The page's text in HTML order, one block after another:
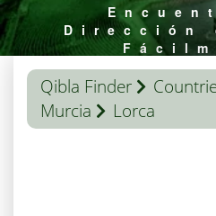
Dirección
Qibla Finder
Murcia
Lorca